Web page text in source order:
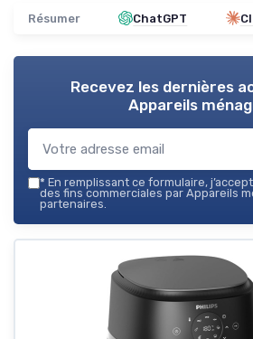
Résumer ChatGPT
Recevez les dernières
Appareils
* En remplissant ce formulaire,
des fins commerciales par Appareils
partenaires.